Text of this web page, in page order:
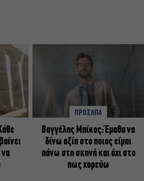
ΠΡΟΣΩΠΑ
Βαγγέλης Μπίκος: Έμαθα να
δίνω αξία στο ποιος είμαι
πάνω στη σκηνή και όχι στο
πως χορεύω